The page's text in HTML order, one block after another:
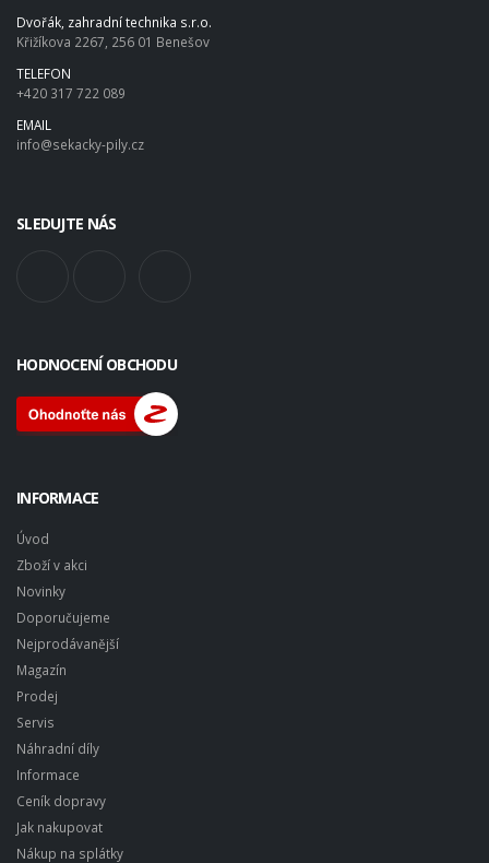
Dvořák, zahradní technika s.r.o.
Křižíkova 2267, 256 01 Benešov
TELEFON
+420 317 722 089
EMAIL
info@sekacky-pily.cz
SLEDUJTE NÁS
HODNOCENÍ OBCHODU
INFORMACE
Úvod
Zboží v akci
Novinky
Doporučujeme
Nejprodávanější
Magazín
Prodej
Servis
Náhradní díly
Informace
Ceník dopravy
Jak nakupovat
Nákup na splátky